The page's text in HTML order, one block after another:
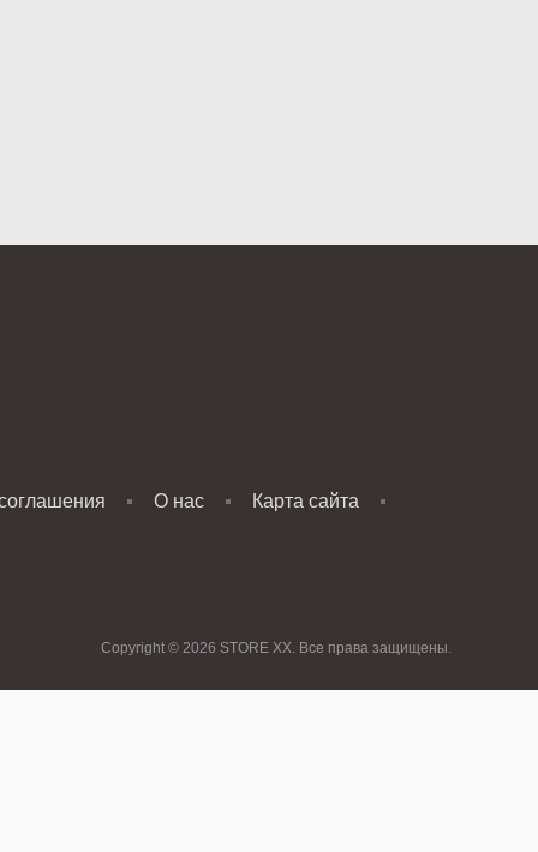
О нас Карта сайта
Copyright © 2026 STORE XX. Все права защищены.